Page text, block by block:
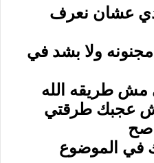
عشان نعرف
ولا بشد في
مش طريقه الله
عجبك طرقتي
صح
في الموضوع